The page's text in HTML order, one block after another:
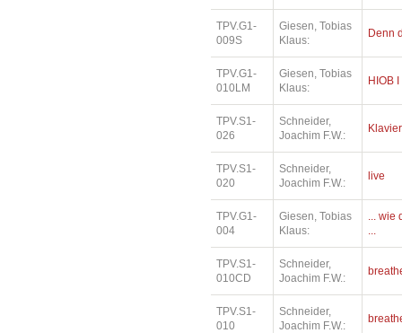
TPV.G1-
009S
Giesen, Tobias
Klaus:
Denn
TPV.G1-
010LM
Giesen, Tobias
Klaus:
HIOB I
TPV.S1-
026
Schneider,
Joachim F.W.:
TPV.S1-
020
Schneider,
Joachim F.W.:
live
TPV.G1-
004
Giesen, Tobias
Klaus:
... wie
...
TPV.S1-
010CD
Schneider,
Joachim F.W.:
TPV.S1-
010
Schneider,
Joachim F.W.: